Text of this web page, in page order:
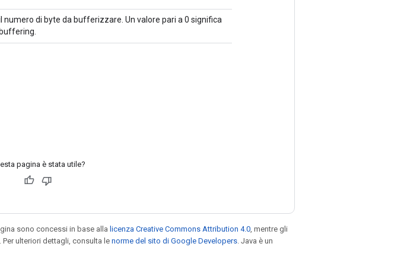
numero di byte da bufferizzare. Un valore pari a 0 significa
pagina è stata utile?
sono concessi in base alla licenza Creative Commons Attribution 4.0 , mentre gli
. Per ulteriori dettagli, consulta le norme del sito di Google Developers . Java è un